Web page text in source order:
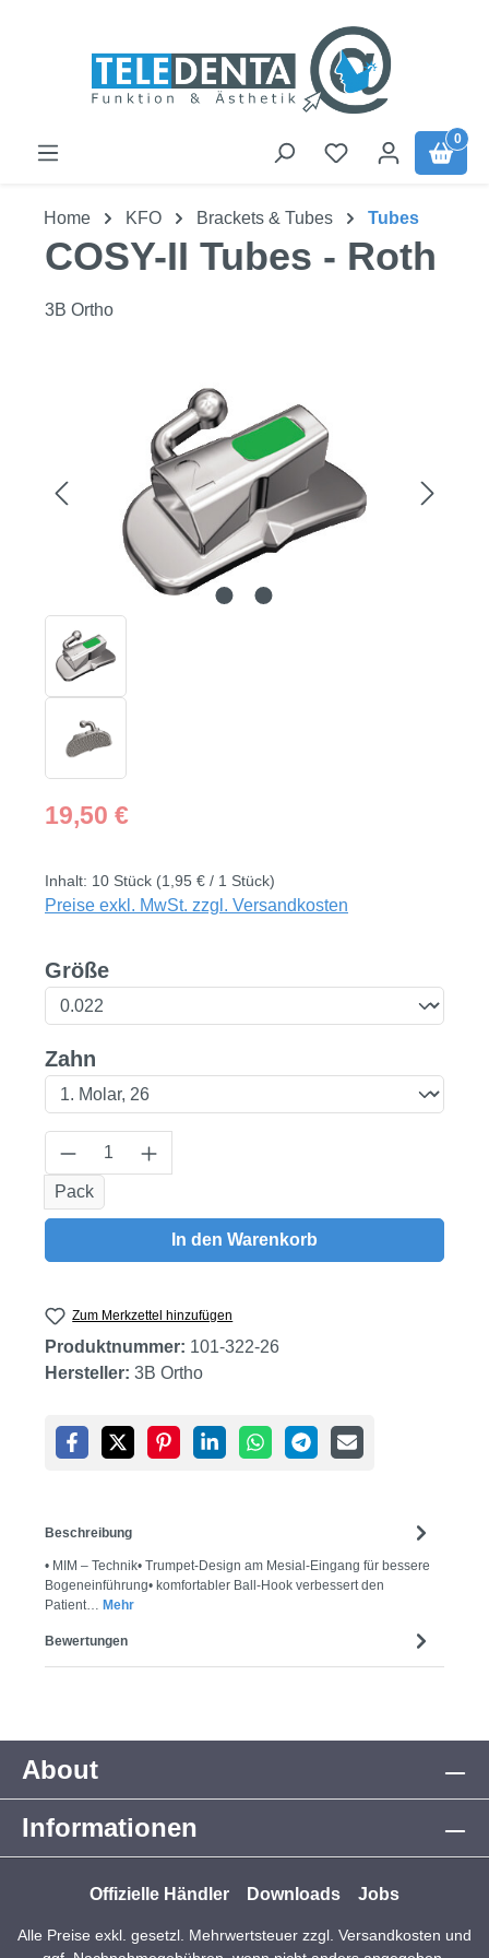
0
Home KFO Brackets & Tubes Tubes
COSY-II Tubes - Roth
3B Ortho
Regulärer Preis:
19,50 €
Inhalt: 10 Stück (1,95 € / 1 Stück)
Preise exkl. MwSt. zzgl. Versandkosten
Größeauswählen
Zahn
Produkt Anzahl: Gib den gewünschten
Pack
In den Warenkorb
Zum Merkzettel hinzufügen
Produktnummer: 101-322-26
Hersteller: 3B Ortho
Beschreibung
• MIM – Technik• Trumpet-Design am Mesial-Eingang für bessere
Bogeneinführung• komfortabler Ball-Hook verbessert den
Patient… Mehr
Bewertungen
About
Informationen
Offizielle Händler Downloads Jobs
Alle Preise exkl. gesetzl. Mehrwertsteuer zzgl. Versandkosten und